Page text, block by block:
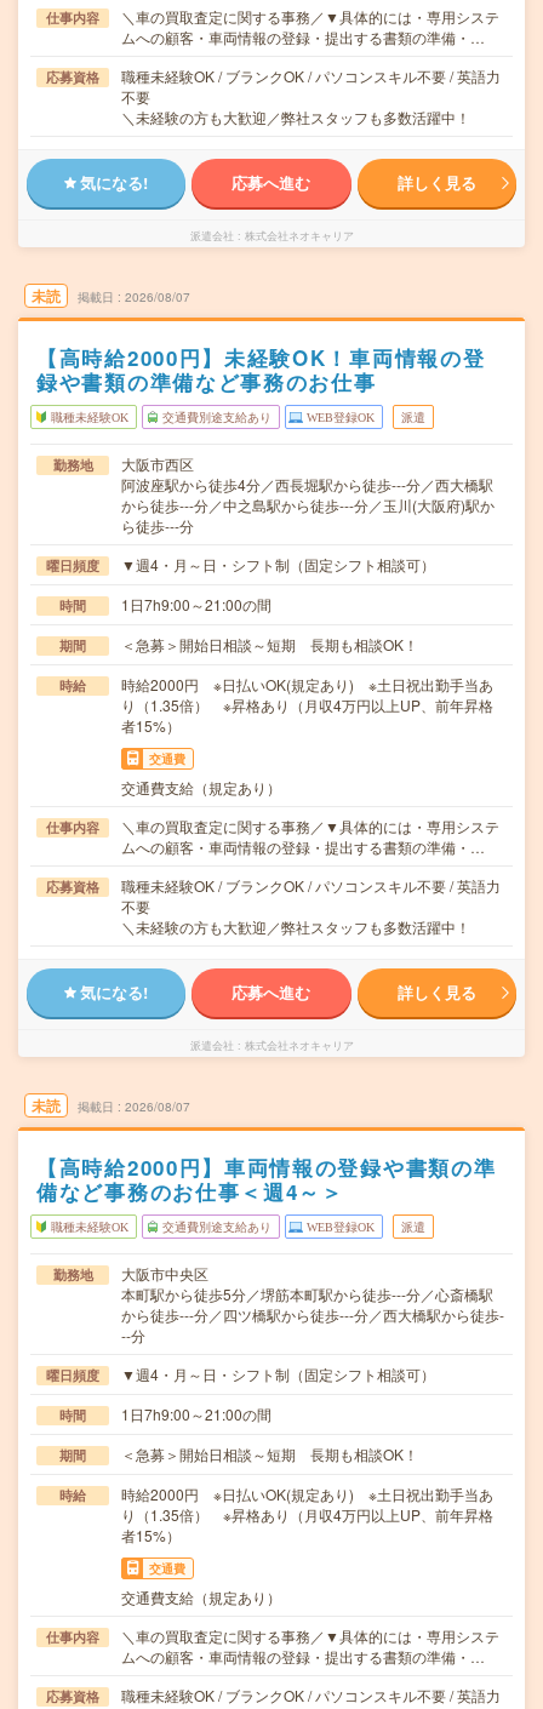
仕事内容
＼車の買取査定に関する事務／▼具体的には・専用システ
ムへの顧客・車両情報の登録・提出する書類の準備・…
応募資格
職種未経験OK / ブランクOK / パソコンスキル不要 / 英語力
不要
＼未経験の方も大歓迎／弊社スタッフも多数活躍中！
気になる! 応募へ進む 詳しく見る
派遣会社 株式会社ネオキャリア
未読 掲載日 2026/08/07
【高時給2000円】未経験OK！車両情報の登
録や書類の準備など事務のお仕事
職種未経験OK 交通費別途支給あり WEB登録OK 派遣
勤務地
大阪市西区
阿波座駅から徒歩4分／西長堀駅から徒歩---分／西大橋駅
から徒歩---分／中之島駅から徒歩---分／玉川(大阪府)駅か
ら徒歩---分
曜日頻度 ▼週4・月～日・シフト制（固定シフト相談可）
時間 1日7h9:00～21:00の間
期間 ＜急募＞開始日相談～短期 長期も相談OK！
時給
時給2000円 ※日払いOK(規定あり) ※土日祝出勤手当あ
り（1.35倍） ※昇格あり（月収4万円以上UP、前年昇格
者15%）
交通費
交通費支給（規定あり）
仕事内容
＼車の買取査定に関する事務／▼具体的には・専用システ
ムへの顧客・車両情報の登録・提出する書類の準備・…
応募資格
職種未経験OK / ブランクOK / パソコンスキル不要 / 英語力
不要
＼未経験の方も大歓迎／弊社スタッフも多数活躍中！
気になる! 応募へ進む 詳しく見る
派遣会社 株式会社ネオキャリア
未読 掲載日 2026/08/07
【高時給2000円】車両情報の登録や書類の準
備など事務のお仕事＜週4～＞
職種未経験OK 交通費別途支給あり WEB登録OK 派遣
勤務地
大阪市中央区
本町駅から徒歩5分／堺筋本町駅から徒歩---分／心斎橋駅
から徒歩---分／四ツ橋駅から徒歩---分／西大橋駅から徒歩-
--分
曜日頻度 ▼週4・月～日・シフト制（固定シフト相談可）
時間 1日7h9:00～21:00の間
期間 ＜急募＞開始日相談～短期 長期も相談OK！
時給
時給2000円 ※日払いOK(規定あり) ※土日祝出勤手当あ
り（1.35倍） ※昇格あり（月収4万円以上UP、前年昇格
者15%）
交通費
交通費支給（規定あり）
仕事内容
＼車の買取査定に関する事務／▼具体的には・専用システ
ムへの顧客・車両情報の登録・提出する書類の準備・…
応募資格
職種未経験OK / ブランクOK / パソコンスキル不要 / 英語力